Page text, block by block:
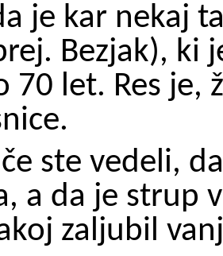
je kar nekaj
Bezjak), ki
70 let. Res je,
ste vedeli,
a da je strup
zaljubil